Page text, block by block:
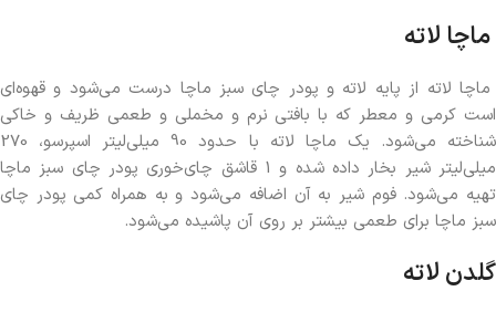
ماچا لاته
ماچا لاته از پایه لاته و پودر چای سبز ماچا درست می‌شود و قهوه‌ای
است کرمی و معطر که با بافتی نرم و مخملی و طعمی ظریف و خاکی
شناخته می‌شود. یک ماچا لاته با حدود 90 میلی‌لیتر اسپرسو، 270
میلی‌لیتر شیر بخار داده شده و 1 قاشق چای‌خوری پودر چای سبز ماچا
تهیه می‌شود. فوم شیر به آن اضافه می‌شود و به همراه کمی پودر چای
سبز ماچا برای طعمی بیشتر بر روی آن پاشیده می‌شود.
گلدن لاته